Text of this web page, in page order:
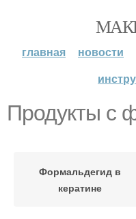
главная новости
Продукты с
Формальдегид в
кератине